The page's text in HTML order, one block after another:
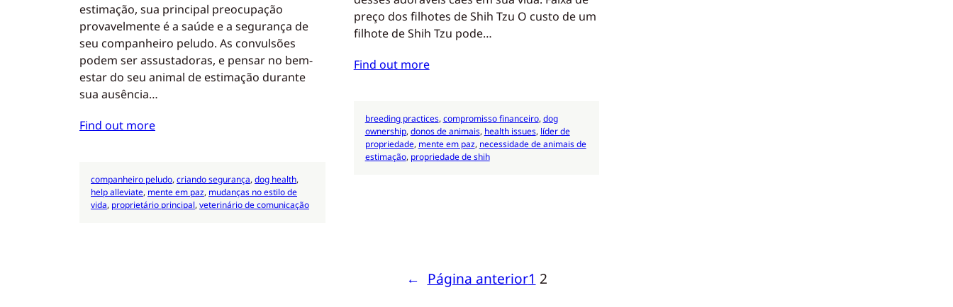
estimação, sua principal preocupação
provavelmente é a saúde e a segurança de
seu companheiro peludo. As convulsões
podem ser assustadoras, e pensar no bem-
estar do seu animal de estimação durante
sua ausência…
Find out more
companheiro peludo, criando segurança, dog health
help alleviate, mente em paz, mudanças no estilo de
vida, proprietário principal, veterinário de comunicação
preço dos filhotes de Shih Tzu O custo de um
filhote de Shih Tzu pode…
Find out more
breeding practices, compromisso financeiro, dog
ownership, donos de animais, health issues, líder de
propriedade, mente em paz, necessidade de animais de
estimação, propriedade de shih
← Página anterior1 2